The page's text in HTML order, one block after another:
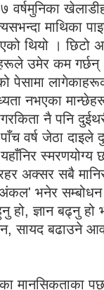
माथिका
थियो । छिटो
उमेर कम गर्छन् ।
नभएका
नै पनि
वर्ष जेठा दाइले
अक्सर सबै
भनेर
ज्ञान बढ्नु हो
सायद बढाउने
मानसिकताका